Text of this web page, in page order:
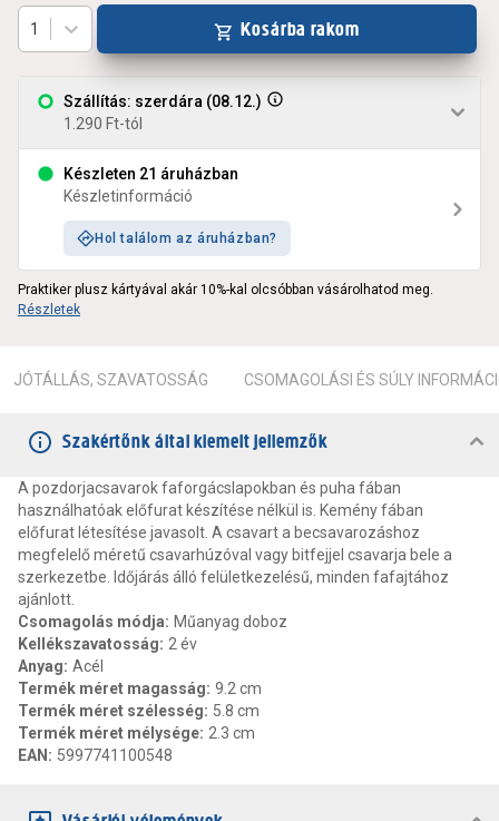
Szállítás: szerdára (08.12.)
1.290 Ft-tól
Készleten 21 áruházban
Készletinformáció
Hol találom az áruházban?
1 Kosárba rakom
Praktiker plusz kártyával akár 10%-kal olcsóbban vásárolhatod meg.
Részletek
JÓTÁLLÁS, SZAVATOSSÁG CSOMAGOLÁSI ÉS SÚLY
Szakértőnk által kiemelt jellemzők
A pozdorjacsavarok faforgácslapokban és puha fában
használhatóak előfurat készítése nélkül is. Kemény fában
előfurat létesítése javasolt. A csavart a becsavarozáshoz
megfelelő méretű csavarhúzóval vagy bitfejjel csavarja bele a
szerkezetbe. Időjárás álló felületkezelésű, minden fafajtához
ajánlott.
Csomagolás módja: Műanyag doboz
Kellékszavatosság: 2 év
Anyag: Acél
Termék méret magasság: 9.2 cm
Termék méret szélesség: 5.8 cm
Termék méret mélysége: 2.3 cm
EAN : 5997741100548